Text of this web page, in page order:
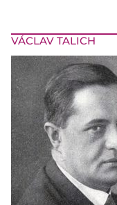
VÁCLAV TALICH